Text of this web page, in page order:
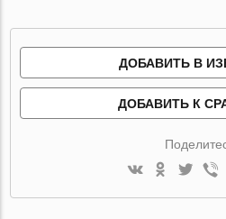
ДОБАВИТЬ В
ДОБАВИТЬ К